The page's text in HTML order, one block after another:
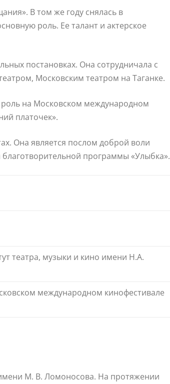
В том же году снялась в
роль. Ее талант и актерское
постановках. Она сотрудничала с
Московским театром на Таганке.
на Московском международном
платочек».
Она является послом доброй воли
программы «Улыбка».
театра, музыки и кино имени Н.А.
международном кинофестивале
М. В. Ломоносова. На протяжении